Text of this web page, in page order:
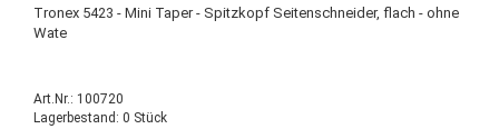
Tronex 5423 - Mini Taper - Spitzkopf Seitenschneider, flach - ohne
Wate
Art.Nr.: 100720
Lagerbestand: 0 Stück